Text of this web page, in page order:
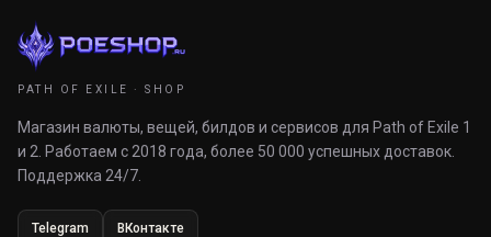
PATH OF EXILE · SHOP
Магазин валюты, вещей, билдов и сервисов для Path of Exile 1
и 2. Работаем с 2018 года, более 50 000 успешных доставок.
Поддержка 24/7.
Telegram ВКонтакте